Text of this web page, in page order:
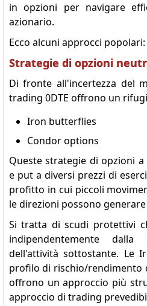
in opzioni per navigare
azionario.
Ecco alcuni approcci popolari:
Strategie di opzioni
Di fronte all'incertezza del
trading 0DTE offrono un
Iron butterflies
Condor options
Queste strategie di opzioni
e put a diversi prezzi di
profitto in cui piccoli
le direzioni possono
Si tratta di scudi protettivi
indipendentemente
dell'attività sottostante. Le
profilo di rischio/rendimento
offrono un approccio più
approccio di trading